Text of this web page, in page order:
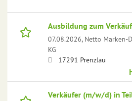
Ausbildung zum
07.08.2026, Netto Marken-
KG
17291 Prenzlau
Verkäufer (m/w/d) in